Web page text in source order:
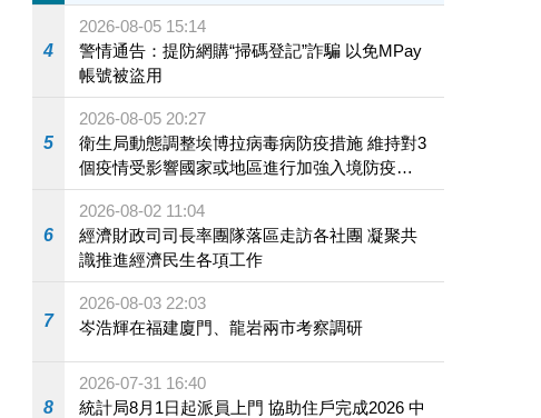
4
2026-08-05 15:14
警情通告：提防網購“掃碼登記”詐騙 以免MPay
帳號被盜用
5
2026-08-05 20:27
衛生局動態調整埃博拉病毒病防疫措施 維持對3
個疫情受影響國家或地區進行加強入境防疫措
施
6
2026-08-02 11:04
經濟財政司司長率團隊落區走訪各社團 凝聚共
識推進經濟民生各項工作
7
2026-08-03 22:03
岑浩輝在福建廈門、龍岩兩市考察調研
8
2026-07-31 16:40
統計局8月1日起派員上門 協助住戶完成2026 中